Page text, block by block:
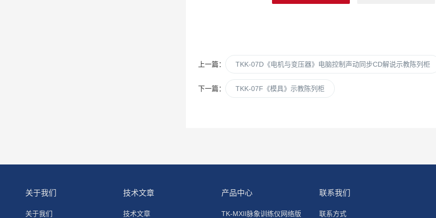
上一篇： TKK-07D《电机与变压器》电脑控制声动同步CD解说示教陈列柜
下一篇： TKK-07F《模具》示教陈列柜
关于我们
关于我们
技术文章
技术文章
产品中心
TK-MXII脉象训练仪网络版
联系我们
联系方式